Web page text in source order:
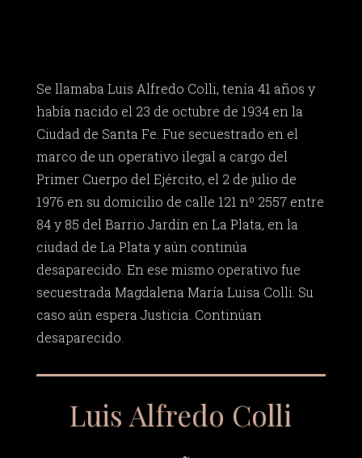
Se llamaba Luis Alfredo Colli, tenía 41 años y
había nacido el 23 de octubre de 1934 en la
Ciudad de Santa Fe. Fue secuestrado en el
marco de un operativo ilegal a cargo del
Primer Cuerpo del Ejército, el 2 de julio de
1976 en su domicilio de calle 121 nº 2557 entre
84 y 85 del Barrio Jardín en La Plata, en la
ciudad de La Plata y aún continúa
desaparecido. En ese mismo operativo fue
secuestrada Magdalena María Luisa Colli. Su
caso aún espera Justicia. Continúan
desaparecido.
Luis Alfredo Colli